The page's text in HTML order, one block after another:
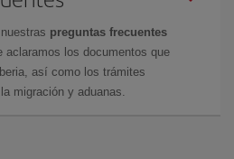
preguntas frecuentes
aclaramos los documentos que
así como los trámites
migración y aduanas.